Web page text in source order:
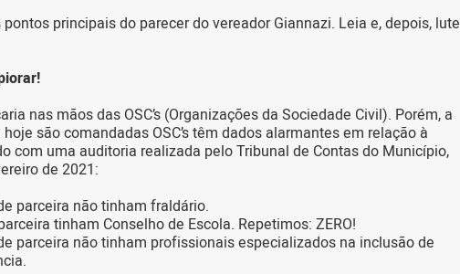
principais do parecer do vereador Giannazi. Leia e, depois, lute
nas mãos das OSC’s (Organizações da Sociedade Civil). Porém, a
são comandadas OSC’s têm dados alarmantes em relação à
com uma auditoria realizada pelo Tribunal de Contas do Município,
de 2021:
parceira não tinham fraldário.
tinham Conselho de Escola. Repetimos: ZERO!
parceira não tinham profissionais especializados na inclusão de